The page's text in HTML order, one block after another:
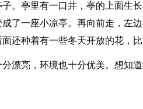
。亭里有一口井，亭的上面生
了一座小凉亭。再向前走，左
面还种着有一些冬天开放的花，
漂亮，环境也十分优美。想知